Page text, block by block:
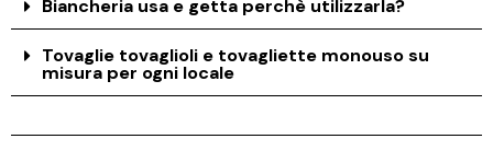
Biancheria usa e getta perchè utilizzarla?
Tovaglie tovaglioli e tovagliette monouso su
misura per ogni locale